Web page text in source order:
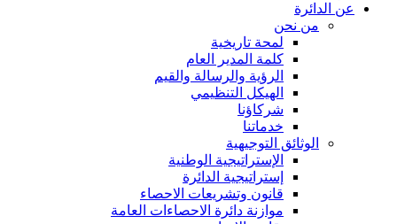
عن الدائرة
من نحن
لمحة تاريخية
كلمة المدير العام
الرؤية والرسالة والقيم
الهيكل التنظيمي
شركاؤنا
خدماتنا
الوثائق التوجيهية
الإستراتيجية الوطنية
إستراتيجية الدائرة
قانون وتشريعات الاحصاء
موازنة دائرة الاحصاءات العامة